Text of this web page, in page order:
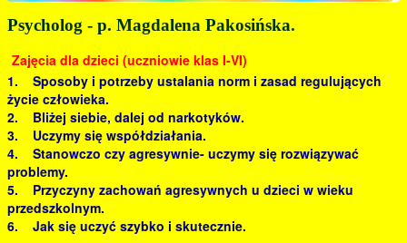
Psycholog - p. Magdalena Pakosińska.
Zajęcia dla dzieci (uczniowie klas I-VI)
1. Sposoby i potrzeby ustalania norm i zasad regulujących
życie człowieka.
2. Bliżej siebie, dalej od narkotyków.
3. Uczymy się współdziałania.
4. Stanowczo czy agresywnie- uczymy się rozwiązywać
problemy.
5. Przyczyny zachowań agresywnych u dzieci w wieku
przedszkolnym.
6. Jak się uczyć szybko i skutecznie.